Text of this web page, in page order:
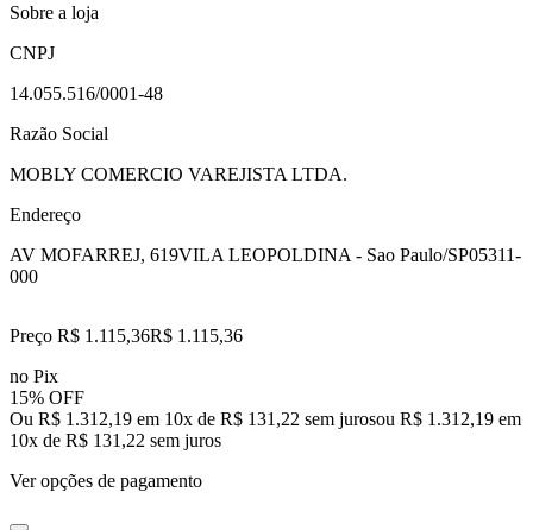
Sobre a loja
CNPJ
14.055.516/0001-48
Razão Social
MOBLY COMERCIO VAREJISTA LTDA.
Endereço
AV MOFARREJ, 619VILA LEOPOLDINA - Sao Paulo/SP05311-
000
Preço R$ 1.115,36R$ 1.115,36
no Pix
15% OFF
Ou R$ 1.312,19 em 10x de R$ 131,22 sem jurosou R$ 1.312,19 em
10x de R$ 131,22 sem juros
Ver opções de pagamento